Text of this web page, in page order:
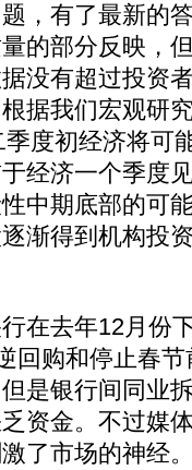
，有了最新的
的部分反映，
没有超过投资
据我们宏观研
度初经济将可
经济一个季度
中期底部的可
渐得到机构投
去年12月份
回购和停止春
是银行间同业
资金。不过媒
了市场的神经